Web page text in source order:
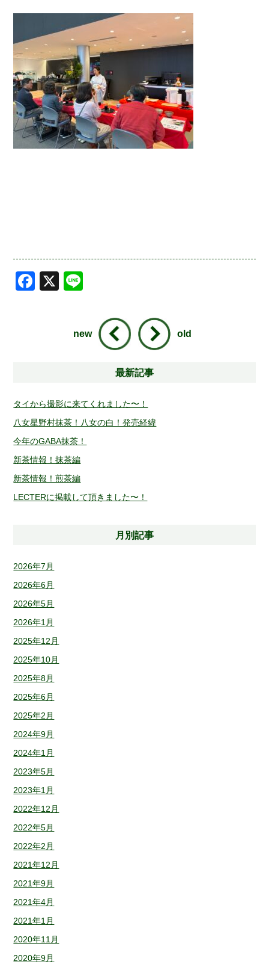
Facebook
X
new old
最新記事
タイから撮影に来てくれました〜！
八女星野村抹茶！八女の白！発売経緯
今年のGABA抹茶！
新茶情報！抹茶編
新茶情報！煎茶編
LECTERに掲載して頂きました〜！
月別記事
2026年7月
2026年6月
2026年5月
2026年1月
2025年12月
2025年10月
2025年8月
2025年6月
2025年2月
2024年9月
2024年1月
2023年5月
2023年1月
2022年12月
2022年5月
2022年2月
2021年12月
2021年9月
2021年4月
2021年1月
2020年11月
2020年9月